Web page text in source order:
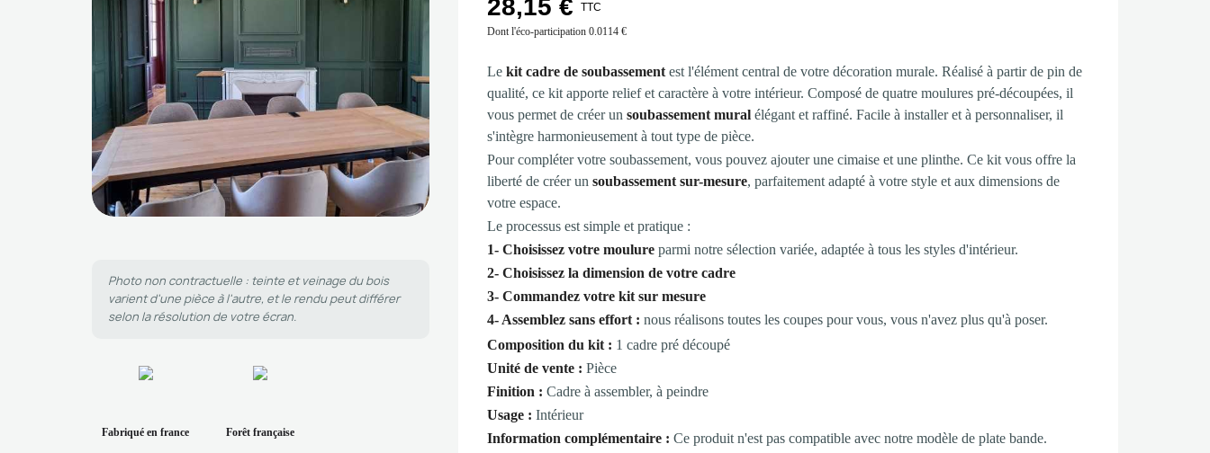
Photo non contractuelle : teinte et veinage du bois
varient d'une pièce à l'autre, et le rendu peut différer
selon la résolution de votre écran.
Fabriqué en france Forêt française
28,15 €
TTC
Dont l'éco-participation 0.0114 €
Le kit cadre de soubassement est l'élément central de votre décoration murale. Réalisé à partir de pin de
qualité, ce kit apporte relief et caractère à votre intérieur. Composé de quatre moulures pré-découpées, il
vous permet de créer un soubassement mural élégant et raffiné. Facile à installer et à personnaliser, il
s'intègre harmonieusement à tout type de pièce.
Pour compléter votre soubassement, vous pouvez ajouter une cimaise et une plinthe. Ce kit vous offre la
liberté de créer un soubassement sur-mesure, parfaitement adapté à votre style et aux dimensions de
votre espace.
Le processus est simple et pratique :
1- Choisissez votre moulure parmi notre sélection variée, adaptée à tous les styles d'intérieur.
2- Choisissez la dimension de votre cadre
3- Commandez votre kit sur mesure
4- Assemblez sans effort : nous réalisons toutes les coupes pour vous, vous n'avez plus qu'à poser.
Composition du kit : 1 cadre pré découpé
Unité de vente : Pièce
Finition : Cadre à assembler, à peindre
Usage : Intérieur
Information complémentaire : Ce produit n'est pas compatible avec notre modèle de plate bande.